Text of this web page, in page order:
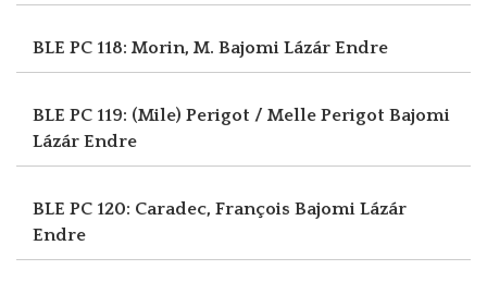
BLE PC 118: Morin, M. Bajomi Lázár Endre
BLE PC 119: (Mile) Perigot / Melle Perigot Bajomi
Lázár Endre
BLE PC 120: Caradec, François Bajomi Lázár
Endre